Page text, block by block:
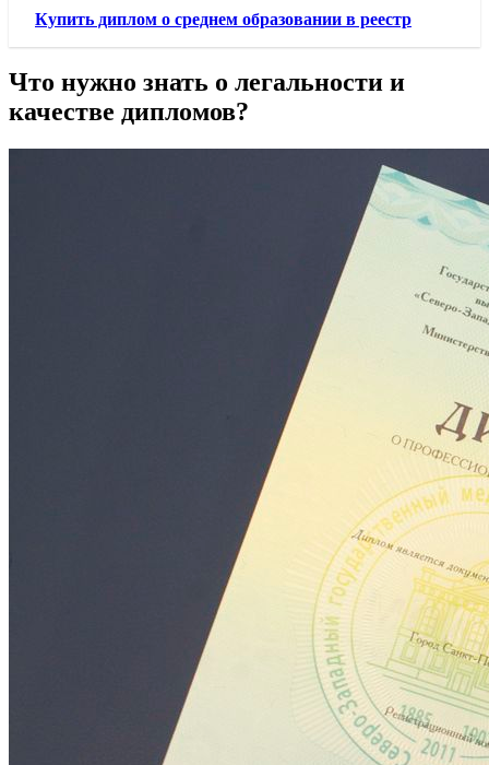
Купить диплом о среднем образовании в реестр
Что нужно знать о легальности и
качестве дипломов?